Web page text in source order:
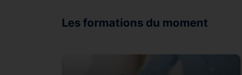
Les formations du moment